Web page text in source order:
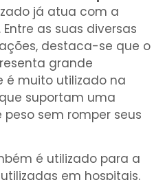
já atua com a
as suas diversas
destaca-se que o
grande
é muito utilizado na
suportam uma
sem romper seus
é utilizado para a
em hospitais.